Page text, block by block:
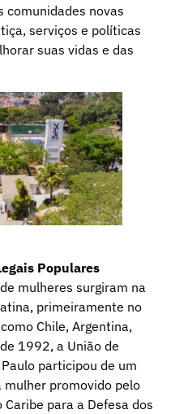
comunidades novas
serviços e políticas
suas vidas e das
Populares
mulheres surgiram na
primeiramente no
Chile, Argentina,
1992, a União de
participou de um
promovido pelo
para a Defesa dos